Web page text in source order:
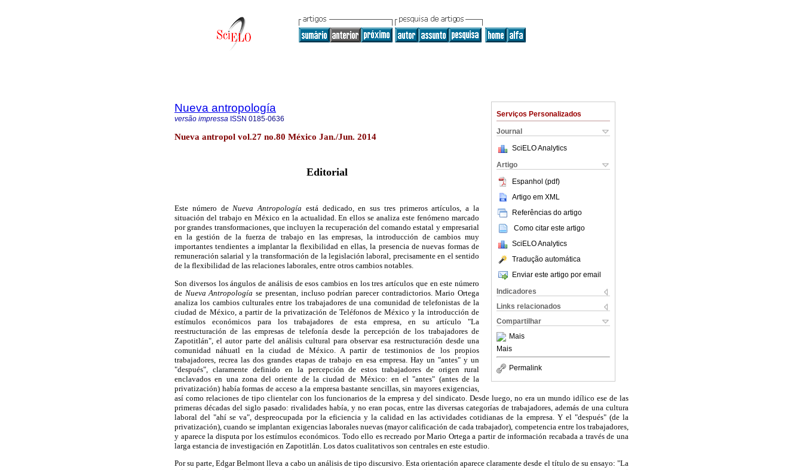
Serviços Personalizados
Journal
SciELO Analytics
Artigo
Espanhol (pdf)
Artigo em XML
Referências do artigo
Como citar este artigo
SciELO Analytics
Tradução automática
Enviar este artigo por email
Indicadores
Links relacionados
Compartilhar
Mais
Mais
Permalink
Nueva antropología
versão impressa ISSN 0185-0636
Nueva antropol vol.27 no.80 México Jan./Jun. 2014
Editorial
Este número deNueva Antropología está dedicado, en sus tres primeros artículos, a la
situación del trabajo en México en la actualidad. En ellos se analiza este fenómeno marcado
por grandes transformaciones, que incluyen la recuperación del comando estatal y empresarial
en la gestión de la fuerza de trabajo en las empresas, la introducción de cambios muy
importantes tendientes a implantar la flexibilidad en ellas, la presencia de nuevas formas de
remuneración salarial y la transformación de la legislación laboral, precisamente en el sentido
de la flexibilidad de las relaciones laborales, entre otros cambios notables.
Son diversos los ángulos de análisis de esos cambios en los tres artículos que en este número
de Nueva Antropología se presentan, incluso podrían parecer contradictorios. Mario Ortega
analiza los cambios culturales entre los trabajadores de una comunidad de telefonistas de la
ciudad de México, a partir de la privatización de Teléfonos de México y la introducción de
estímulos económicos para los trabajadores de esta empresa, en su artículo "La
reestructuración de las empresas de telefonía desde la percepción de los trabajadores de
Zapotitlán", el autor parte del análisis cultural para observar esa restructuración desde una
comunidad náhuatl en la ciudad de México. A partir de testimonios de los propios
trabajadores, recrea las dos grandes etapas de trabajo en esa empresa. Hay un "antes" y un
"después", claramente definido en la percepción de estos trabajadores de origen rural
enclavados en una zona del oriente de la ciudad de México: en el "antes" (antes de la
privatización) había formas de acceso a la empresa bastante sencillas, sin mayores exigencias,
así como relaciones de tipo clientelar con los funcionarios de la empresa y del sindicato. Desde luego, no era un mundo idílico ese de las
primeras décadas del siglo pasado: rivalidades había, y no eran pocas, entre las diversas categorías de trabajadores, además de una cultura
laboral del "ahí se va", despreocupada por la eficiencia y la calidad en las actividades cotidianas de la empresa. Y el "después" (de la
privatización), cuando se implantan exigencias laborales nuevas (mayor calificación de cada trabajador), competencia entre los trabajadores,
y aparece la disputa por los estímulos económicos. Todo ello es recreado por Mario Ortega a partir de información recabada a través de una
larga estancia de investigación en Zapotitlán. Los datos cualitativos son centrales en este estudio.
Por su parte, Edgar Belmont lleva a cabo un análisis de tipo discursivo. Esta orientación aparece claramente desde el título de su ensayo: "La